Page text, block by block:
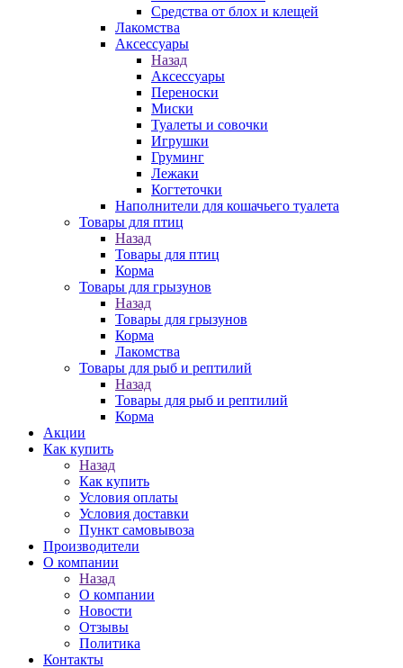
Средства от блох и клещей
Лакомства
Аксессуары
Назад
Аксессуары
Переноски
Миски
Туалеты и совочки
Игрушки
Груминг
Лежаки
Когтеточки
Наполнители для кошачьего туалета
Товары для птиц
Назад
Товары для птиц
Корма
Товары для грызунов
Назад
Товары для грызунов
Корма
Лакомства
Товары для рыб и рептилий
Назад
Товары для рыб и рептилий
Корма
Акции
Как купить
Назад
Как купить
Условия оплаты
Условия доставки
Пункт самовывоза
Производители
О компании
Назад
О компании
Новости
Отзывы
Политика
Контакты